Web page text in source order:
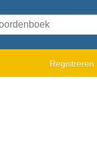
Registreren